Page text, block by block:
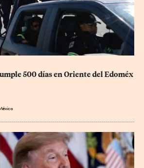
500 días en Oriente del Edoméx